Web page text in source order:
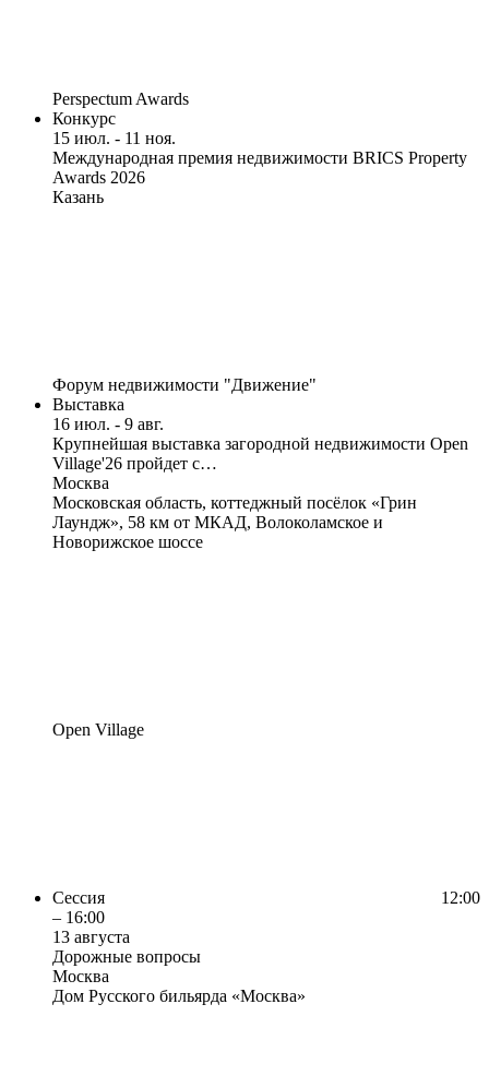
Perspectum Awards
Конкурс
15 июл. - 11 ноя.
Международная премия недвижимости BRICS Property
Awards 2026
Казань
Форум недвижимости "Движение"
Выставка
16 июл. - 9 авг.
Крупнейшая выставка загородной недвижимости Open
Village'26 пройдет с…
Москва
Московская область, коттеджный посёлок «Грин
Лаундж», 58 км от МКАД, Волоколамское и
Новорижское шоссе
Open Village
Сессия
12:00
– 16:00
13 августа
Дорожные вопросы
Москва
Дом Русского бильярда «Москва»